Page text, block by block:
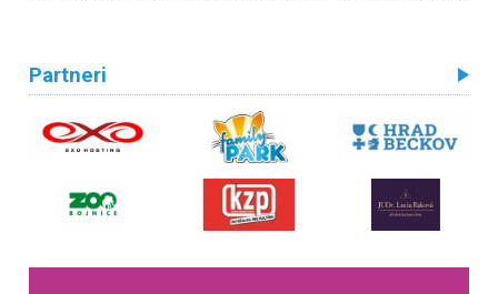
Partneri